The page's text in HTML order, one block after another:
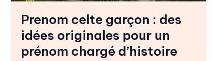
Prenom celte garçon : des
idées originales pour un
prénom chargé d’histoire
d’histoire